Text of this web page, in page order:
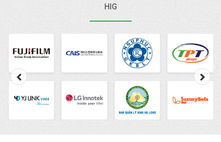
HIG